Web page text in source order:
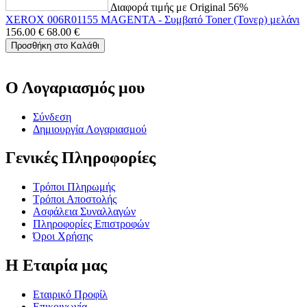
Διαφορά τιμής με Original 56%
XEROX 006R01155 MAGENTA - Συμβατό Toner (Τονερ) μελάνι
156.00 € 68.00 €
Προσθήκη στο Καλάθι
Ο Λογαριασμός μου
Σύνδεση
Δημιουργία Λογαριασμού
Γενικές Πληροφορίες
Τρόποι Πληρωμής
Τρόποι Αποστολής
Ασφάλεια Συναλλαγών
Πληροφορίες Επιστροφών
Όροι Χρήσης
Η Εταιρία μας
Εταιρικό Προφίλ